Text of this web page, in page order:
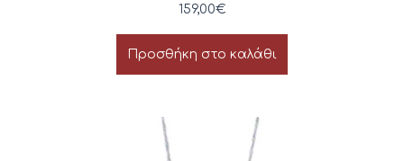
159,00€
Προσθήκη στο καλάθι